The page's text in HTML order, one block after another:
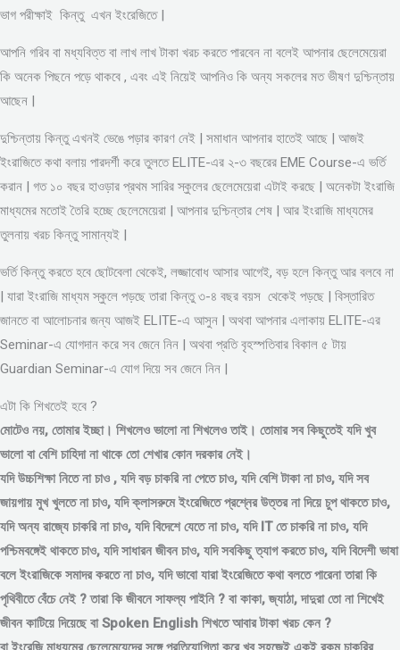
ভাগ পরীক্ষাই কিন্তু এখন ইংরেজিতে |
আপনি গরিব বা মধ্যবিত্ত বা লাখ লাখ টাকা খরচ করতে পারবেন না বলেই আপনার ছেলেমেয়েরা
কি অনেক পিছনে পড়ে থাকবে , এবং এই নিয়েই আপনিও কি অন্য সকলের মত ভীষণ দুশ্চিন্তায়
আছেন |
দুশ্চিন্তায় কিন্তু এখনই ভেঙে পড়ার কারণ নেই | সমাধান আপনার হাতেই আছে | আজই
ইংরাজিতে কথা বলায় পারদর্শী করে তুলতে ELITE-এর ২-৩ বছরের EME Course-এ ভর্তি
করান | গত ১০ বছর হাওড়ার প্রথম সারির স্কুলের ছেলেমেয়েরা এটাই করছে | অনেকটা ইংরাজি
মাধ্যমের মতোই তৈরি হচ্ছে ছেলেমেয়েরা | আপনার দুশ্চিন্তার শেষ | আর ইংরাজি মাধ্যমের
তুলনায় খরচ কিন্তু সামান্যই |
ভর্তি কিন্তু করতে হবে ছোটবেলা থেকেই, লজ্জাবোধ আসার আগেই, বড় হলে কিন্তু আর বলবে না
| যারা ইংরাজি মাধ্যম স্কুলে পড়ছে তারা কিন্তু ৩-৪ বছর বয়স থেকেই পড়ছে | বিস্তারিত
জানতে বা আলোচনার জন্য আজই ELITE-এ আসুন | অথবা আপনার এলাকায় ELITE-এর
Seminar-এ যোগদান করে সব জেনে নিন | অথবা প্রতি বৃহস্পতিবার বিকাল ৫ টায়
Guardian Seminar-এ যোগ দিয়ে সব জেনে নিন |
এটা কি শিখতেই হবে ?
মোটেও নয়, তোমার ইচ্ছা। শিখলেও ভালো না শিখলেও তাই। তোমার সব কিছুতেই যদি খুব
ভালো বা বেশি চাহিদা না থাকে তো শেখার কোন দরকার নেই।
যদি উচ্চশিক্ষা নিতে না চাও , যদি বড় চাকরি না পেতে চাও, যদি বেশি টাকা না চাও, যদি সব
জায়গায় মুখ খুলতে না চাও, যদি ক্লাসরুমে ইংরেজিতে প্রশ্নের উত্তর না দিয়ে চুপ থাকতে চাও,
যদি অন্য রাজ্যে চাকরি না চাও, যদি বিদেশে যেতে না চাও, যদি IT তে চাকরি না চাও, যদি
পশ্চিমবঙ্গেই থাকতে চাও, যদি সাধারন জীবন চাও, যদি সবকিছু ত্যাগ করতে চাও, যদি বিদেশী ভাষা
বলে ইংরাজিকে সমাদর করতে না চাও, যদি ভাবো যারা ইংরেজিতে কথা বলতে পারেনা তারা কি
পৃথিবীতে বেঁচে নেই ? তারা কি জীবনে সাফল্য পাইনি ? বা কাকা, জ্যাঠা, দাদুরা তো না শিখেই
জীবন কাটিয়ে দিয়েছে বা Spoken English শিখতে আবার টাকা খরচ কেন ?